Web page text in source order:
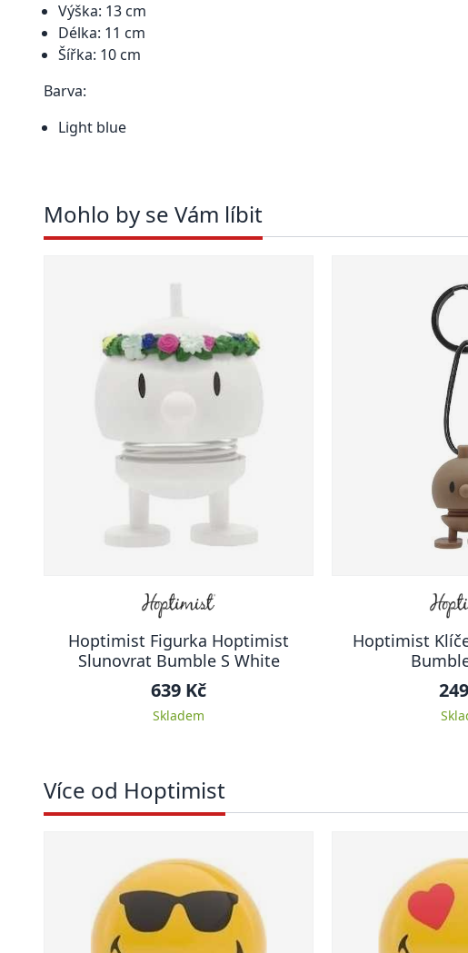
Výška: 13 cm
Délka: 11 cm
Šířka: 10 cm
Barva:
Light blue
Mohlo by se Vám líbit
Hoptimist Figurka Hoptimist
Slunovrat Bumble S White
639 Kč
Skladem
Hoptimist
Více od Hoptimist